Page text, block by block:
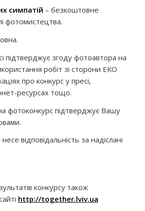
симпатій – безкоштовне
фотомистецтва.
підтверджує згоду фотоавтора на
робіт зі сторони ЕКО
про конкурс у пресі,
ресурсах тощо.
фотоконкурс підтверджує Вашу
відповідальність за надіслані
конкурсу також
http://together.lviv.ua